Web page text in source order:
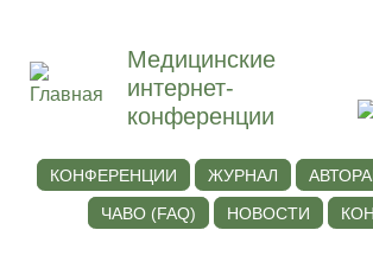
Медицинские
интернет-
конференции
КОНФЕРЕНЦИИ ЖУРНАЛ
ЧАВО (FAQ)
НОВОСТИ